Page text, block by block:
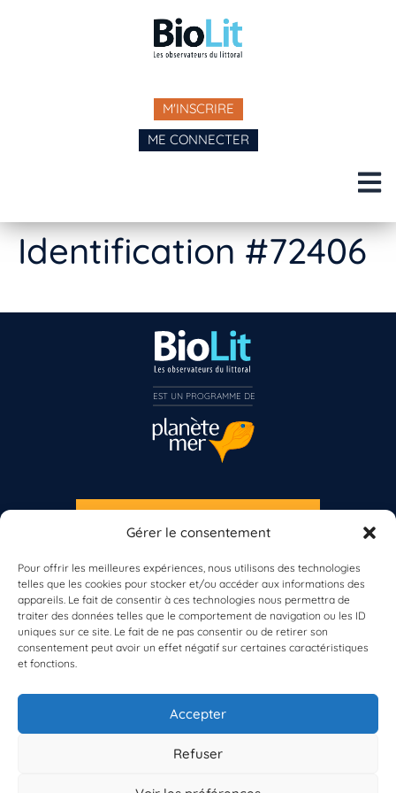
Gérer le consentement
Pour offrir les meilleures expériences, nous utilisons des technologies
telles que les cookies pour stocker et/ou accéder aux informations des
appareils. Le fait de consentir à ces technologies nous permettra de
traiter des données telles que le comportement de navigation ou les ID
uniques sur ce site. Le fait de ne pas consentir ou de retirer son
consentement peut avoir un effet négatif sur certaines caractéristiques
et fonctions.
Accepter
Refuser
M'INSCRIRE
ME CONNECTER
Identification #72406
À propos de BioLit
Vos données d'observation
Ressources
Résultats du programme
Contacts
S'INSCRIRE À LA NEWSLETTER
Vous n’êtes pas encore inscrit à Biolit ?
Inscrivez-vous dès maintenant